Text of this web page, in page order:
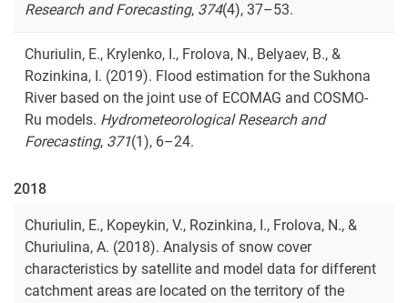
Research and Forecasting, 374(4), 37–53.
Churiulin, E., Krylenko, I., Frolova, N., Belyaev, B., &
Rozinkina, I. (2019). Flood estimation for the Sukhona
River based on the joint use of ECOMAG and COSMO-
Ru models. Hydrometeorological Research and
Forecasting, 371(1), 6–24.
2018
Churiulin, E., Kopeykin, V., Rozinkina, I., Frolova, N., &
Churiulina, A. (2018). Analysis of snow cover
characteristics by satellite and model data for different
catchment areas are located on the territory of the